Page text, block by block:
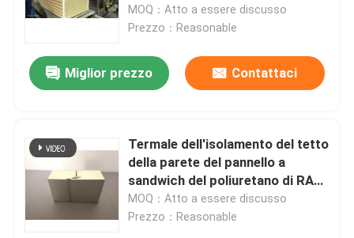
elaborazione 100mm
MOQ：Atto a essere discusso
Prezzo：Reasonable
Miglior prezzo Contattaci
Termale dell'isolamento del tetto
della parete del pannello a
sandwich del poliuretano di RAL
PIR PUR
MOQ：Atto a essere discusso
Prezzo：Reasonable